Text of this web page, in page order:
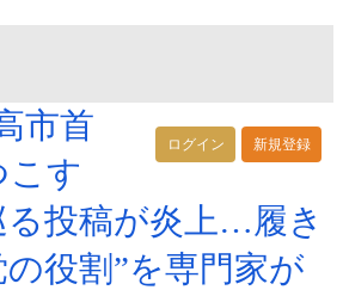
ログイン 新規登録
市首
こす
る投稿が炎上…履き
役割”を専門家が